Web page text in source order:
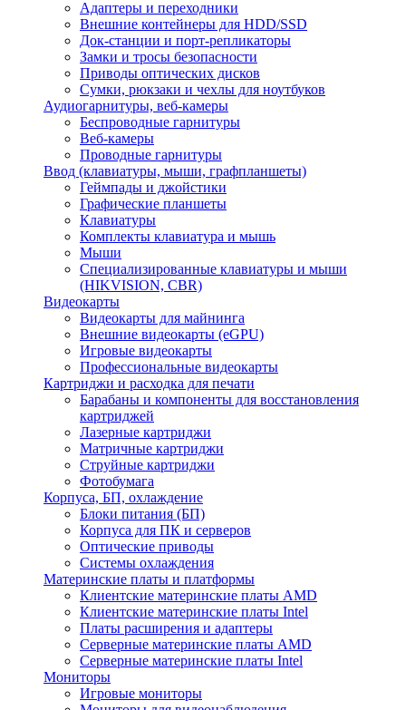
Адаптеры и переходники
Внешние контейнеры для HDD/SSD
Док-станции и порт-репликаторы
Замки и тросы безопасности
Приводы оптических дисков
Сумки, рюкзаки и чехлы для ноутбуков
Аудиогарнитуры, веб-камеры
Беспроводные гарнитуры
Веб-камеры
Проводные гарнитуры
Ввод (клавиатуры, мыши, графпланшеты)
Геймпады и джойстики
Графические планшеты
Клавиатуры
Комплекты клавиатура и мышь
Мыши
Специализированные клавиатуры и мыши
(HIKVISION, CBR)
Видеокарты
Видеокарты для майнинга
Внешние видеокарты (eGPU)
Игровые видеокарты
Профессиональные видеокарты
Картриджи и расходка для печати
Барабаны и компоненты для восстановления
картриджей
Лазерные картриджи
Матричные картриджи
Струйные картриджи
Фотобумага
Корпуса, БП, охлаждение
Блоки питания (БП)
Корпуса для ПК и серверов
Оптические приводы
Системы охлаждения
Материнские платы и платформы
Клиентские материнские платы AMD
Клиентские материнские платы Intel
Платы расширения и адаптеры
Серверные материнские платы AMD
Серверные материнские платы Intel
Мониторы
Игровые мониторы